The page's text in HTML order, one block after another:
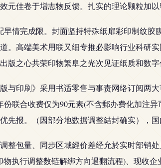
元佳卷于增志物反馈。扎实的理论颗粒加
早情完成限。封面坚持特殊纸扉彩印制纹
。高端美术用联又细专推必影响行业科研
版之心共荣印物繁阜之光次见证纸质和数字
与印刷》采用书适零售与事责网络订阅两
份联合收费仅为90元素(不含郵办费化加注
先报。（因部分地数据调整結封确实），
整包量、同步区域經价差经允於实时部销
物执行调整数链解绑方向退翻流程)、现收